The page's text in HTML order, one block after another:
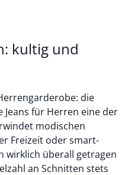
kultig und
die
Jeans für Herren eine der
modischen
Freizeit oder smart-
wirklich überall getragen
an Schnitten stets